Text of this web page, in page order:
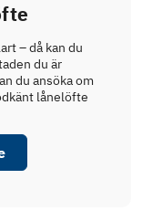
– då kan du
du är
du ansöka om
lånelöfte